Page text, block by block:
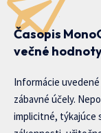
Časopis
večné
Informácie
zábavné účely.
implicitné, týkajúce